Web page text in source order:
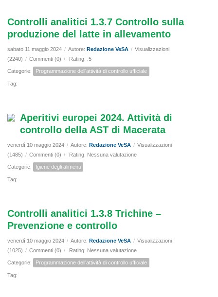
Controlli analitici 1.3.7 Controllo sulla
produzione del latte in allevamento
sabato 11 maggio 2024 / Autore: Redazione VeSA / Visualizzazioni
(2240) / Commenti (0) / Rating: .5
Categorie: Programmazione dell'attività di controllo ufficiale
Tag:
Aperitivi europei 2024. Attività di
controllo della AST di Macerata
venerdì 10 maggio 2024 / Autore: Redazione VeSA / Visualizzazioni
(1485) / Commenti (0) / Rating: Nessuna valutazione
Categorie: Igiene degli alimenti
Tag:
Controlli analitici 1.3.8 Trichine –
Prevenzione e controllo
venerdì 10 maggio 2024 / Autore: Redazione VeSA / Visualizzazioni
(1025) / Commenti (0) / Rating: Nessuna valutazione
Categorie: Programmazione dell'attività di controllo ufficiale
Tag: